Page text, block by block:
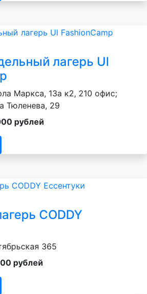
лагерь Ul
Маркса, 13а к2, 210 офис;
Тюленева, 29
рублей
CODDY
365
рублей